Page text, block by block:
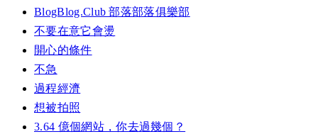
BlogBlog.Club 部落部落俱樂部
不要在意它會燙
開心的條件
不急
過程經濟
想被拍照
3.64 億個網站，你去過幾個？